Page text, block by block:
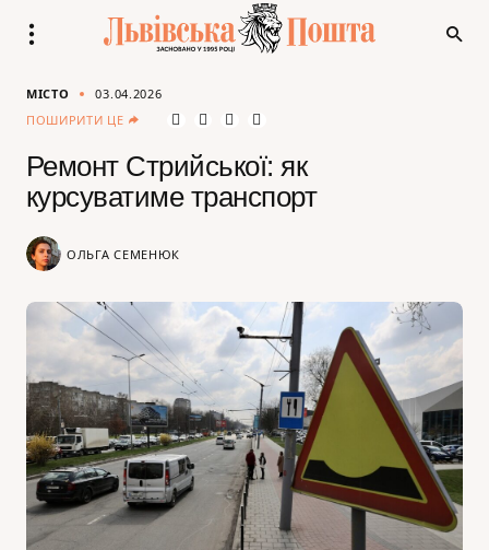
МІСТО
03.04.2026
ПОШИРИТИ ЦЕ
Ремонт Стрийської: як
курсуватиме транспорт
ОЛЬГА СЕМЕНЮК